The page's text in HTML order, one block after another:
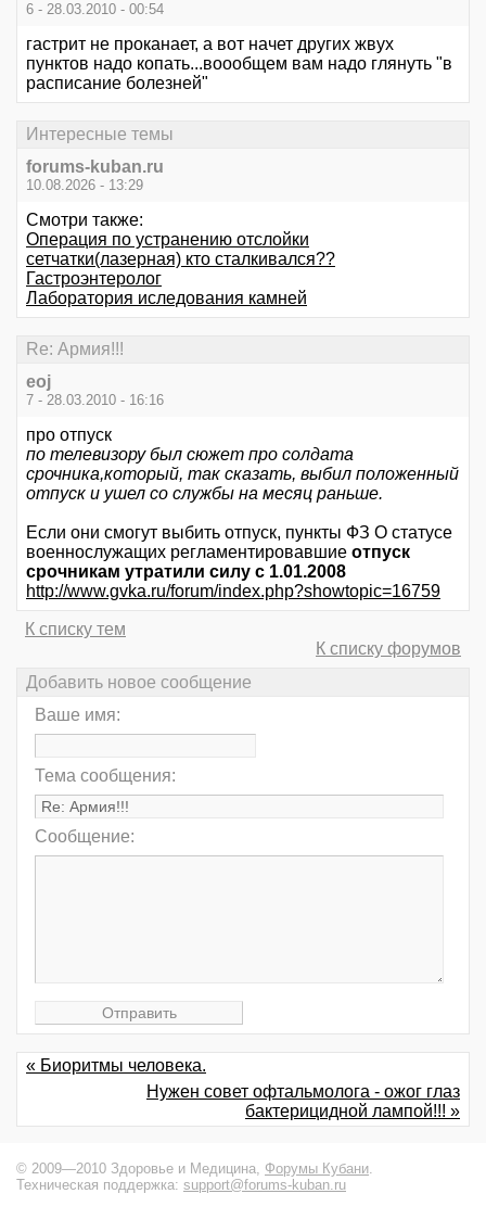
6 - 28.03.2010 - 00:54
гастрит не проканает, а вот начет других жвух
пунктов надо копать...воообщем вам надо глянуть "в
расписание болезней"
Интересные темы
forums-kuban.ru
10.08.2026 - 13:29
Смотри также:
Операция по устранению отслойки
сетчатки(лазерная) кто сталкивался??
Гастроэнтеролог
Лаборатория иследования камней
Re: Армия!!!
eoj
7 - 28.03.2010 - 16:16
про отпуск
по телевизору был сюжет про солдата
срочника,который, так сказать, выбил положенный
отпуск и ушел со службы на месяц раньше.
Если они смогут выбить отпуск, пункты ФЗ О статусе
военнослужащих регламентировавшие отпуск
срочникам утратили силу с 1.01.2008
http://www.gvka.ru/forum/index.php?showtopic=16759
К списку тем
К списку форумов
Добавить новое сообщение
Ваше имя:
Тема сообщения:
Сообщение:
« Биоритмы человека.
Нужен совет офтальмолога - ожог глаз
бактерицидной лампой!!! »
© 2009—2010 Здоровье и Медицина, Форумы Кубани
Техническая поддержка: support@forums-kuban.ru